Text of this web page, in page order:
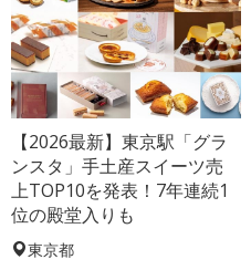
【2026最新】東京駅「グラ
ンスタ」手土産スイーツ売
上TOP10を発表！7年連続1
位の殿堂入りも
東京都